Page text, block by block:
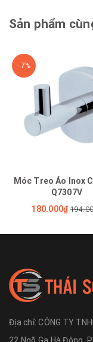
Sản phẩm
- 7%
Móc Treo Áo Inox
Q7307V
180.000₫
Địa chỉ:CÔNG TY
22 Ngõ Ga Hà Đông,